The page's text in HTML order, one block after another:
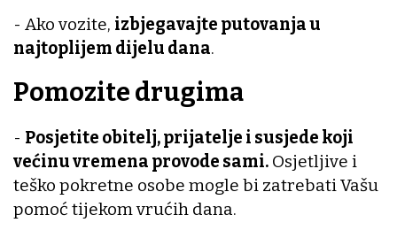
- Ako vozite, izbjegavajte putovanja u
najtoplijem dijelu dana.
Pomozite drugima
- Posjetite obitelj, prijatelje i susjede koji
većinu vremena provode sami. Osjetljive i
teško pokretne osobe mogle bi zatrebati Vašu
pomoć tijekom vrućih dana.